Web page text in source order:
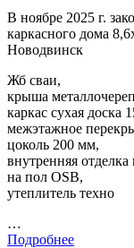
В ноябре 2025 г.
каркасного дома
Новодвинск
Жб сваи,
крыша
каркас сухая доска
межэтажное
цоколь 200 мм,
внутренняя отделка
на пол OSB,
утеплитель техно
…
Подробнее